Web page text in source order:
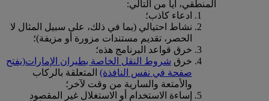
المنطقي، أيا من التالي:
ادعاء كاذب؛
نشاط احتيالي (بما في ذلك، على سبيل المثال لا
الحصر، تقديم مستندات مزورة أو مزيفة)؛
خرق قواعد البرنامج هذه؛
خرق شروط النقل الخاصة بطيران الإمارات(يفتح
صفحة في نفس النافذة) المتعلقة بالركاب
والأمتعة والسارية من وقت لآخر؛
إساءة الاستخدام أو الاستغلال غير المقصود